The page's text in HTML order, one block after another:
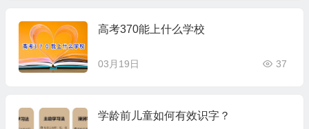
高考370能上什么学校
03月19日 37
学龄前儿童如何有效识字？